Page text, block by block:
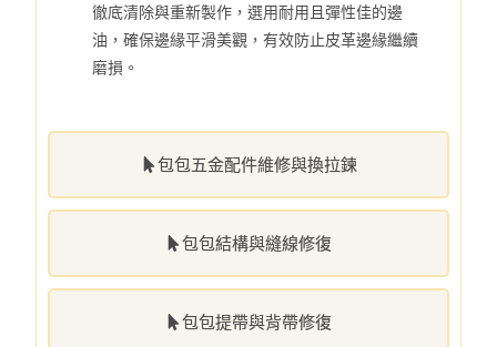
包包五金配件維修與換拉鍊
包包結構與縫線修復
包包提帶與背帶修復
徹底清除與重新製作，選用耐用且彈性佳的邊
油，確保邊緣平滑美觀，有效防止皮革邊緣繼續
磨損。